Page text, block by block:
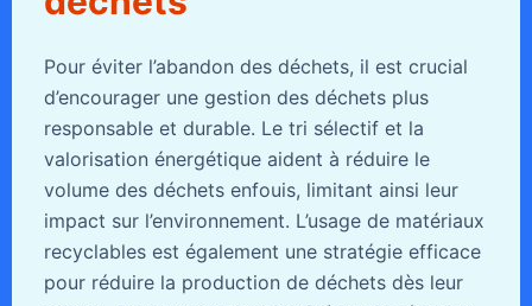
Pour éviter l’abandon des déchets, il est crucial
d’encourager une gestion des déchets plus
responsable et durable. Le tri sélectif et la
valorisation énergétique aident à réduire le
volume des déchets enfouis, limitant ainsi leur
impact sur l’environnement. L’usage de matériaux
recyclables est également une stratégie efficace
pour réduire la production de déchets dès leur